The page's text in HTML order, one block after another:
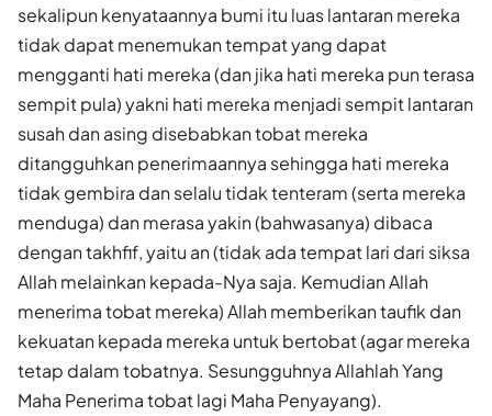
sekalipun kenyataannya bumi itu luas lantaran mereka
tidak dapat menemukan tempat yang dapat
mengganti hati mereka (dan jika hati mereka pun terasa
sempit pula) yakni hati mereka menjadi sempit lantaran
susah dan asing disebabkan tobat mereka
ditangguhkan penerimaannya sehingga hati mereka
tidak gembira dan selalu tidak tenteram (serta mereka
menduga) dan merasa yakin (bahwasanya) dibaca
dengan takhfif, yaitu an (tidak ada tempat lari dari siksa
Allah melainkan kepada-Nya saja. Kemudian Allah
menerima tobat mereka) Allah memberikan taufik dan
kekuatan kepada mereka untuk bertobat (agar mereka
tetap dalam tobatnya. Sesungguhnya Allahlah Yang
Maha Penerima tobat lagi Maha Penyayang).